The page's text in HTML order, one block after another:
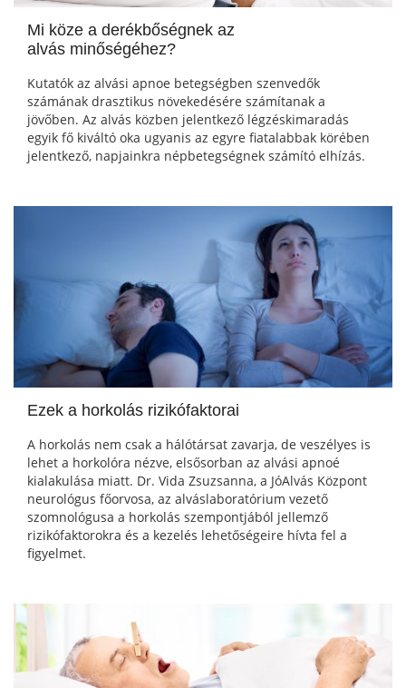
Mi köze a derékbőségnek az
alvás minőségéhez?
Kutatók az alvási apnoe betegségben szenvedők
számának drasztikus növekedésére számítanak a
jövőben. Az alvás közben jelentkező légzéskimaradás
egyik fő kiváltó oka ugyanis az egyre fiatalabbak körében
jelentkező, napjainkra népbetegségnek számító elhízás.
Ezek a horkolás rizikófaktorai
A horkolás nem csak a hálótársat zavarja, de veszélyes is
lehet a horkolóra nézve, elsősorban az alvási apnoé
kialakulása miatt. Dr. Vida Zsuzsanna, a JóAlvás Központ
neurológus főorvosa, az alváslaboratórium vezető
szomnológusa a horkolás szempontjából jellemző
rizikófaktorokra és a kezelés lehetőségeire hívta fel a
figyelmet.